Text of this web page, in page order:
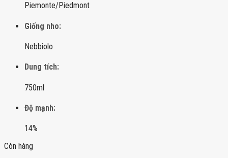
Piemonte/Piedmont
Giống nho:
Nebbiolo
Dung tích:
750ml
Độ mạnh:
14%
Còn hàng